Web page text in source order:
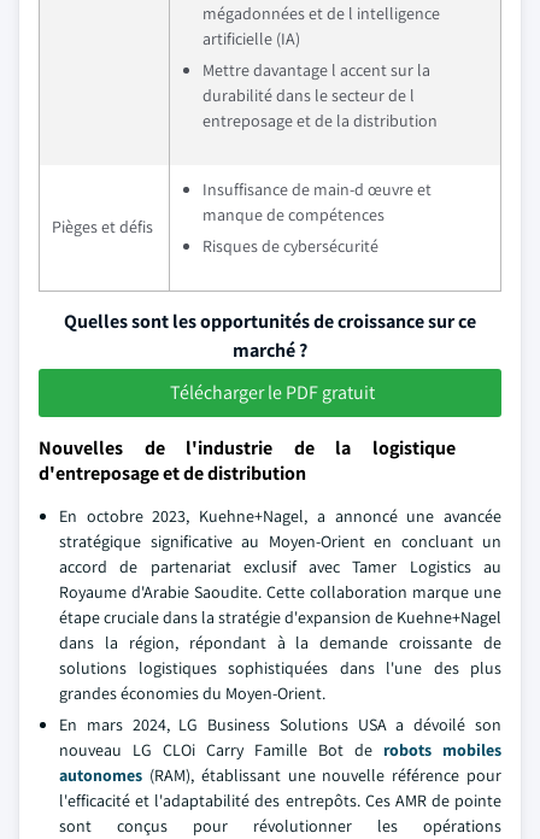
mégadonnées et de l intelligence
artificielle (IA)
Mettre davantage l accent sur la
durabilité dans le secteur de l
entreposage et de la distribution
Pièges et défis
Insuffisance de main-d œuvre et
manque de compétences
Risques de cybersécurité
Quelles sont les opportunités de croissance sur ce
marché ?
Télécharger le PDF gratuit
Nouvelles de l'industrie de la logistique
d'entreposage et de distribution
En octobre 2023, Kuehne+Nagel, a annoncé une avancée
stratégique significative au Moyen-Orient en concluant un
accord de partenariat exclusif avec Tamer Logistics au
Royaume d'Arabie Saoudite. Cette collaboration marque une
étape cruciale dans la stratégie d'expansion de Kuehne+Nagel
dans la région, répondant à la demande croissante de
solutions logistiques sophistiquées dans l'une des plus
grandes économies du Moyen-Orient.
En mars 2024, LG Business Solutions USA a dévoilé son
nouveau LG CLOi Carry Famille Bot de robots mobiles
autonomes (RAM), établissant une nouvelle référence pour
l'efficacité et l'adaptabilité des entrepôts. Ces AMR de pointe
sont conçus pour révolutionner les opérations